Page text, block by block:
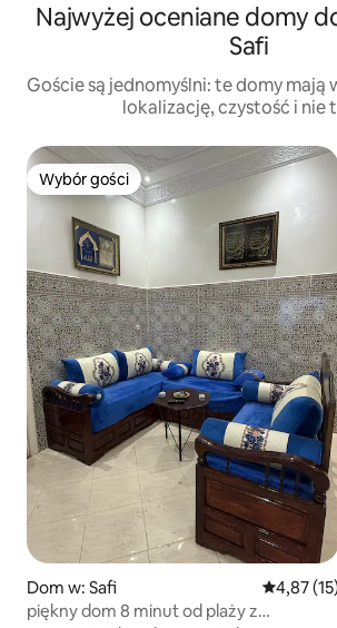
Najwyżej oceniane domy
Safi
Goście są jednomyślni: te domy mają
lokalizację, czystość i nie
Wybór gości
Wybór gości
Dom w: Safi Średnia
4,87
piękny dom 8 minut od plaży z